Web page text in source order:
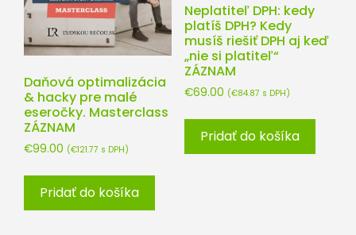
Daňová optimalizácia
& hacky pre malé
eseročky. Masterclass
ZÁZNAM
€99.00 (€121.77 s DPH)
Pridať do košíka
Neplatiteľ DPH: kedy
platíš DPH? Kedy
musíš riešiť DPH aj keď
„nie si platiteľ“
ZÁZNAM
€69.00 (€84.87 s DPH)
Pridať do košíka